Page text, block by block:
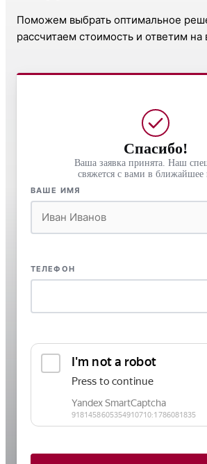
Поможем выбрать оптимальное
рассчитаем стоимость и ответим на
Спасибо!
Ваша заявка принята. Наш
свяжется с вами в ближайшее
ВАШЕ ИМЯ
ТЕЛЕФОН